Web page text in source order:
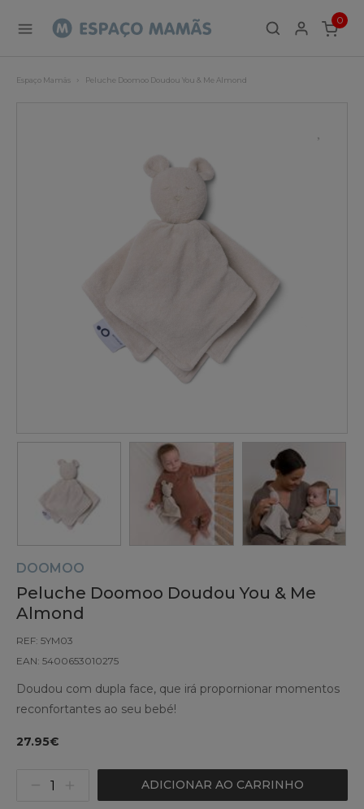
0
ITEMS
Espaço Mamãs Peluche Doomoo Doudou You & Me Almond
DOOMOO
Peluche Doomoo Doudou You & Me
Almond
REF: 5YM03
EAN: 5400653010275
Doudou com dupla face, que irá propornionar momentos
reconfortantes ao seu bebé!
27.95€
ADICIONAR AO CARRINHO